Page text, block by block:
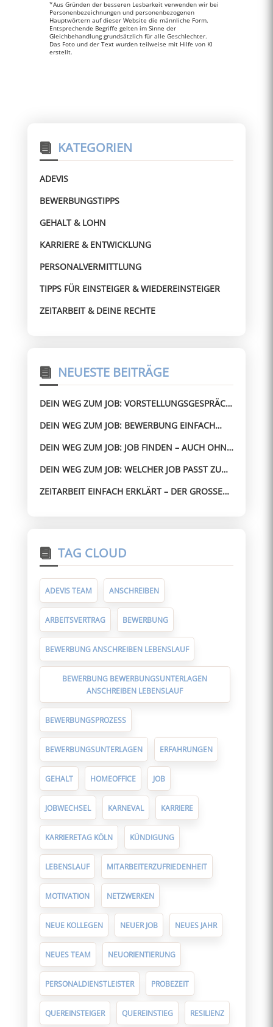
*Aus Gründen der besseren Lesbarkeit verwenden wir bei
Personenbezeichnungen und personenbezogenen
Hauptwörtern auf dieser Website die männliche Form.
Entsprechende Begriffe gelten im Sinne der
Gleichbehandlung grundsätzlich für alle Geschlechter.
Das Foto und der Text wurden teilweise mit Hilfe von KI
erstellt.
KATEGORIEN
ADEVIS
BEWERBUNGSTIPPS
GEHALT & LOHN
KARRIERE & ENTWICKLUNG
PERSONALVERMITTLUNG
TIPPS FÜR EINSTEIGER & WIEDEREINSTEIGER
ZEITARBEIT & DEINE RECHTE
NEUESTE BEITRÄGE
DEIN WEG ZUM JOB: VORSTELLUNGSGESPRÄCH
DEIN WEG ZUM JOB: BEWERBUNG EINFACH
DEIN WEG ZUM JOB: JOB FINDEN – AUCH OHNE
DEIN WEG ZUM JOB: WELCHER JOB PASST ZU
RICHTUNG
ZEITARBEIT EINFACH ERKLÄRT – DER GROSSE G
TAG CLOUD
ADEVIS TEAM ANSCHREIBEN
ARBEITSVERTRAG BEWERBUNG
BEWERBUNG ANSCHREIBEN LEBENSLAUF
BEWERBUNG BEWERBUNGSUNTERLAGEN
ANSCHREIBEN LEBENSLAUF
BEWERBUNGSPROZESS
BEWERBUNGSUNTERLAGEN ERFAHRUNGEN
GEHALT HOMEOFFICE JOB
JOBWECHSEL KARNEVAL KARRIERE
KARRIERETAG KÖLN KÜNDIGUNG
LEBENSLAUF MITARBEITERZUFRIEDENHEIT
MOTIVATION NETZWERKEN
NEUE KOLLEGEN NEUER JOB NEUES JAHR
NEUES TEAM NEUORIENTIERUNG
PERSONALDIENSTLEISTER PROBEZEIT
QUEREINSTEIGER QUEREINSTIEG RESILIENZ